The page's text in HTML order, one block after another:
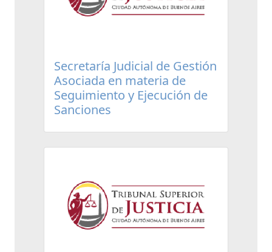
Secretaría Judicial de Gestión
Asociada en materia de
Seguimiento y Ejecución de
Sanciones